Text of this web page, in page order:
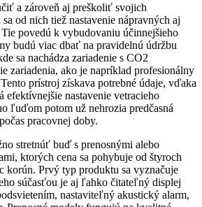
a zároveň aj preškoliť svojich
od nich tiež nastavenie nápravných aj
povedú k vybudovaniu účinnejšieho
budú viac dbať na pravidelnú údržbu
sa nachádza zariadenie s CO2
zariadenia, ako je napríklad profesionálny
prístroj získava potrebné údaje, vďaka
efektívnejšie nastavenie vetracieho
ľuďom potom už nehrozia predčasná
pracovnej doby.
stretnúť buď s prenosnými alebo
ktorých cena sa pohybuje od štyroch
korún. Prvý typ produktu sa vyznačuje
súčasťou je aj ľahko čitateľný displej
nastaviteľný akustický alarm,